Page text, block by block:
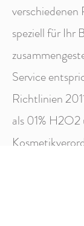
verschiedenen
speziell für Ihr
Service
Richtlinien
als 01% H2O2